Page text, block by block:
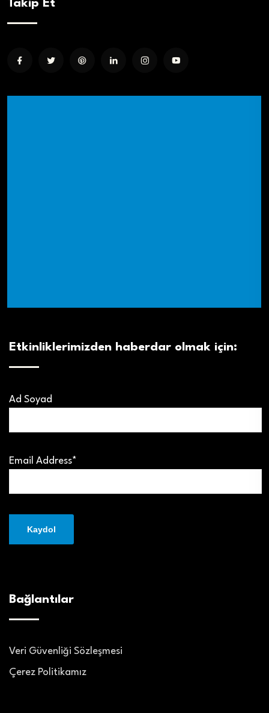
Takip Et
Etkinliklerimizden haberdar olmak için:
Ad Soyad
Email Address*
Bağlantılar
Veri Güvenliği Sözleşmesi
Çerez Politikamız